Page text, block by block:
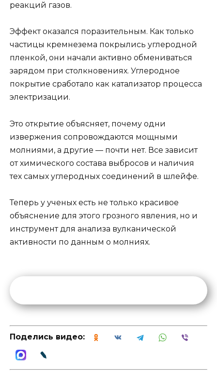
реакций газов.
Эффект оказался поразительным. Как только
частицы кремнезема покрылись углеродной
пленкой, они начали активно обмениваться
зарядом при столкновениях. Углеродное
покрытие сработало как катализатор процесса
электризации.
Это открытие объясняет, почему одни
извержения сопровождаются мощными
молниями, а другие — почти нет. Все зависит
от химического состава выбросов и наличия
тех самых углеродных соединений в шлейфе.
Теперь у ученых есть не только красивое
объяснение для этого грозного явления, но и
инструмент для анализа вулканической
активности по данным о молниях.
Поделись видео: